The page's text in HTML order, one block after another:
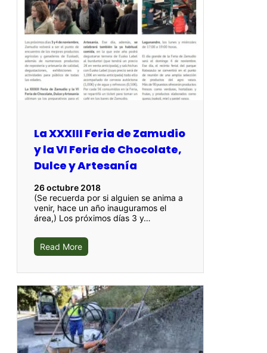
La XXXIII Feria de Zamudio
y la VI Feria de Chocolate,
Dulce y Artesanía
26 octubre 2018
(Se recuerda por si alguien se anima a
venir, hace un año inauguramos el
área,) Los próximos días 3 y…
Read More